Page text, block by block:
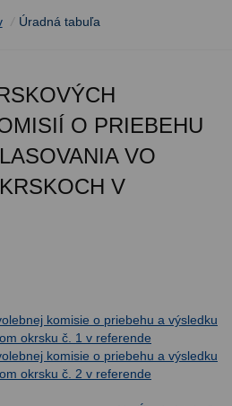
/ Úradná tabuľa
O PRIEBEHU
VO
V
komisie o priebehu a výsledku
okrsku č. 1 v referende
komisie o priebehu a výsledku
okrsku č. 2 v referende